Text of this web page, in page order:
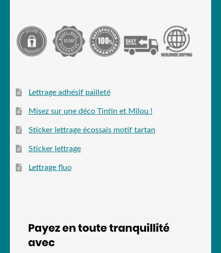
Lettrage adhésif pailleté
Misez sur une déco Tintin et Milou !
Sticker lettrage écossais motif tartan
Sticker lettrage
Lettrage fluo